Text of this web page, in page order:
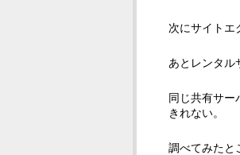
次にサイトエ
あとレンタル
同じ共有サー
きれない。
調べてみたと